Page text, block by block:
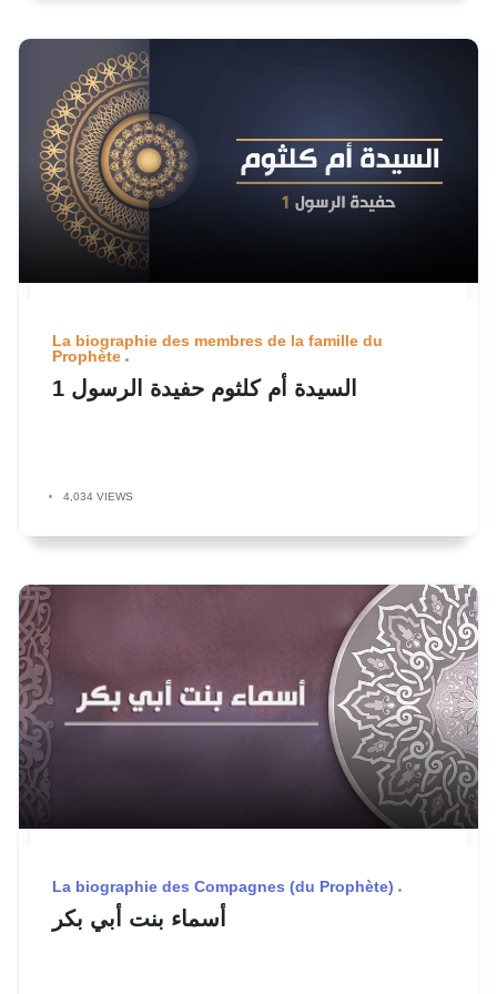
La biographie des membres de la famille du
Prophète
السيدة أم كلثوم حفيدة الرسول 1
4,034 VIEWS
La biographie des Compagnes (du Prophète)
أسماء بنت أبي بكر